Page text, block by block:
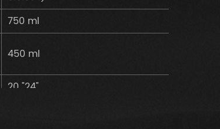
750 ml
450 ml
20 "24"